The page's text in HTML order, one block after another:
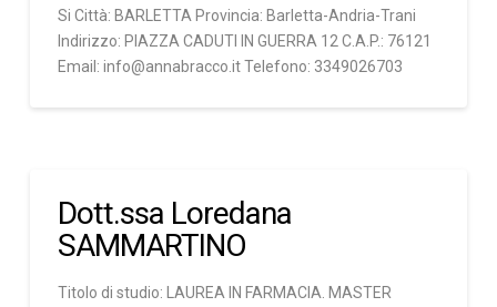
Si Città: BARLETTA Provincia: Barletta-Andria-Trani
Indirizzo: PIAZZA CADUTI IN GUERRA 12 C.A.P.: 76121
Email: info@annabracco.it Telefono: 3349026703
Dott.ssa Loredana
SAMMARTINO
Titolo di studio: LAUREA IN FARMACIA. MASTER